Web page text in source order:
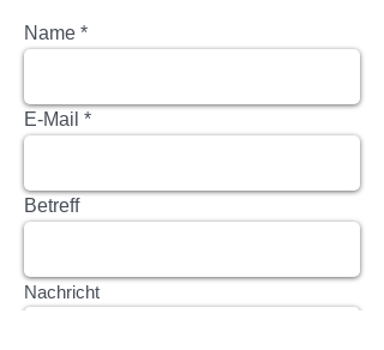
Name
E-Mail
Betreff
Nachricht